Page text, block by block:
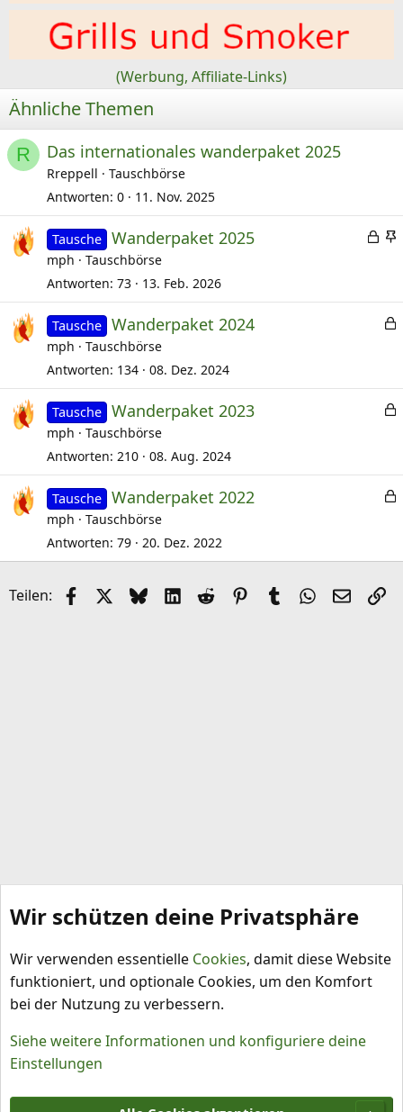
(Werbung, Affiliate-Links)
Ähnliche Themen
R Das internationales wanderpaket 2025
Rreppell
Tauschbörse
Antworten 0 11. Nov. 2025
G
p
e
t
A
e
p
n
t
Tausche Wanderpaket 2025
mph
Tauschbörse
Antworten 73 13. Feb. 2026
p
e
t
Tausche Wanderpaket 2024
mph
Tauschbörse
Antworten 134 08. Dez. 2024
p
e
t
Tausche Wanderpaket 2023
mph
Tauschbörse
Antworten 210 08. Aug. 2024
p
Tausche Wanderpaket 2022
mph
Tauschbörse
Antworten 79 20. Dez. 2022
Teilen: FacebookX (Twitter)
BlueskyLinkedIn
Reddit Pinterest
Tumblr WhatsApp
E-Mail
Tauschbörse
Wir schützen deine Privatsphäre
Wir verwenden essentielle Cookies, damit diese Website
funktioniert, und optionale Cookies, um den Komfort
bei der Nutzung zu verbessern.
Siehe weitere Informationen und konfiguriere deine
Einstellungen